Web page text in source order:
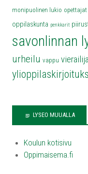
monipuolinen lukio opettajat
oppilaskunta penkkarit
savonlinnan
urheilu vappu
LYSEO MUUALLA
Koulun kotisivu
Oppimaisema.fi